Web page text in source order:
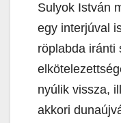
Sulyok István
egy interjúval
röplabda iránti
nyúlik vissza,
akkori